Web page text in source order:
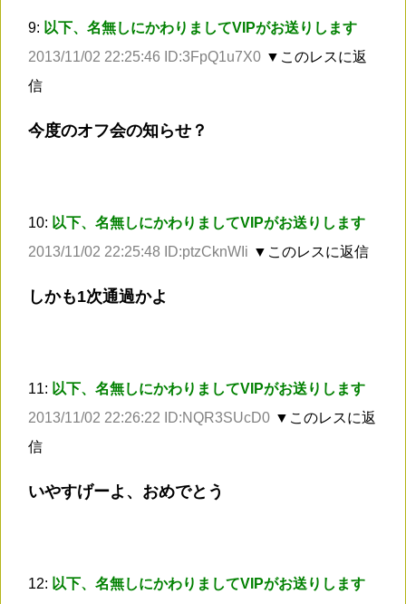
9: 以下、名無しにかわりましてVIPがお送りします
2013/11/02 22:25:46 ID:3FpQ1u7X0 ▼このレスに返
信
今度のオフ会の知らせ？
10: 以下、名無しにかわりましてVIPがお送りします
2013/11/02 22:25:48 ID:ptzCknWIi ▼このレスに返信
しかも1次通過かよ
11: 以下、名無しにかわりましてVIPがお送りします
2013/11/02 22:26:22 ID:NQR3SUcD0 ▼このレスに返
信
いやすげーよ、おめでとう
12: 以下、名無しにかわりましてVIPがお送りします